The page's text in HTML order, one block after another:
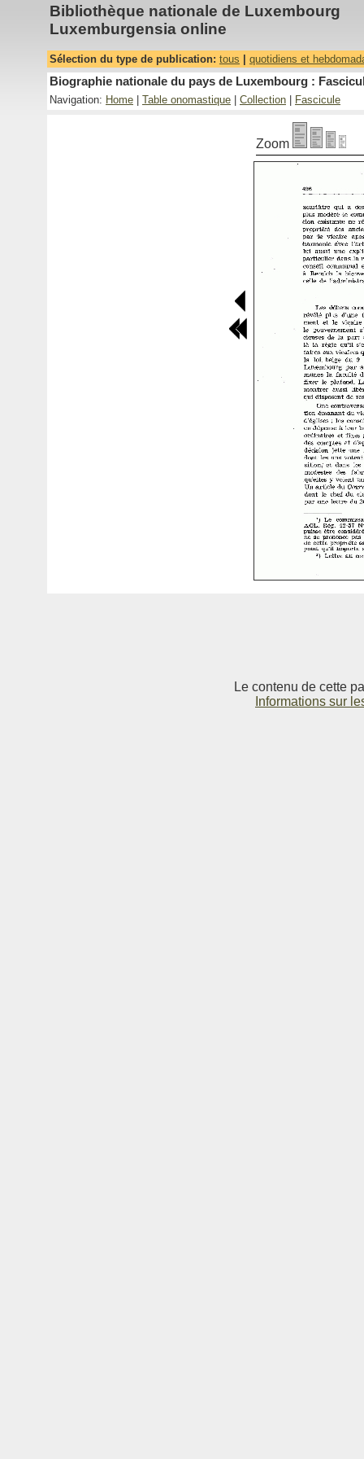
Bibliothèque nationale de Luxembourg
Luxemburgensia online
Sélection du type de publication: tous quotidiens et
Biographie nationale du pays de Luxembourg :
Navigation: Home Table onomastique Collection Fascicule
Zoom
Le contenu de cette
Informations sur